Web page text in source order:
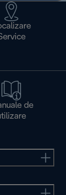
de